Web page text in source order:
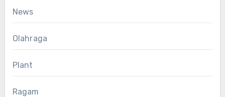
News
Olahraga
Plant
Ragam